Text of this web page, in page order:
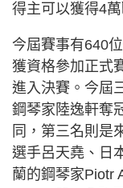
得主可以獲得4萬
今屆賽事有640
獲資格參加正式
進入決賽。今屆
鋼琴家陸逸軒奪
同，第三名則是
選手呂天堯、日
蘭的鋼琴家Piotr